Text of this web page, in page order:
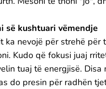
së kushtuari vëmendje
ka nevojë për strehë
Kudo që fokusi juaj
tuaj të energjisë.
do presin për radhën